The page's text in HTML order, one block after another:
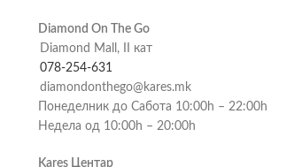
Diamond On The Go
Diamond Mall, II кат
078-254-631
diamondonthego@kares.mk
Понеделник до Сабота 10:00h – 22:00h
Недела од 10:00h – 20:00h
Kares Центар